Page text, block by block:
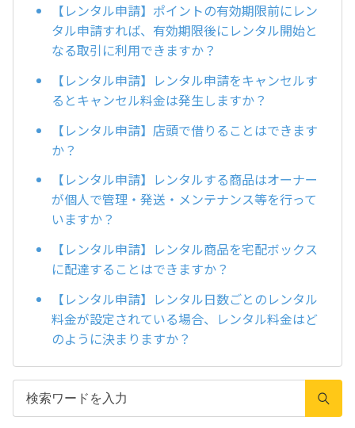
【レンタル申請】ポイントの有効期限前にレン
タル申請すれば、有効期限後にレンタル開始と
なる取引に利用できますか？
【レンタル申請】レンタル申請をキャンセルす
るとキャンセル料金は発生しますか？
【レンタル申請】店頭で借りることはできます
か？
【レンタル申請】レンタルする商品はオーナー
が個人で管理・発送・メンテナンス等を行って
いますか？
【レンタル申請】レンタル商品を宅配ボックス
に配達することはできますか？
【レンタル申請】レンタル日数ごとのレンタル
料金が設定されている場合、レンタル料金はど
のように決まりますか？